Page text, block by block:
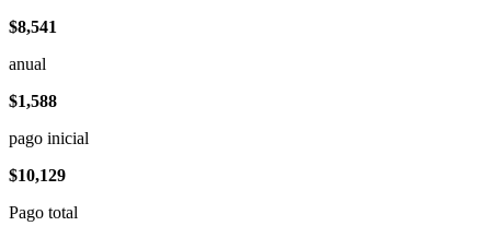
$8,541
anual
$1,588
pago inicial
$10,129
Pago total